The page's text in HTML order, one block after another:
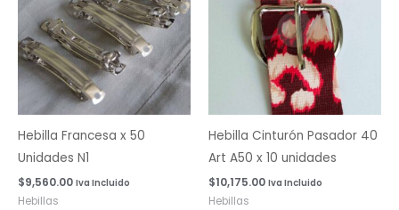
Hebilla Francesa x 50
Unidades N1
$9,560.00 Iva Incluido
Hebillas
Hebilla Cinturón Pasador 40
Art A50 x 10 unidades
$10,175.00 Iva Incluido
Hebillas